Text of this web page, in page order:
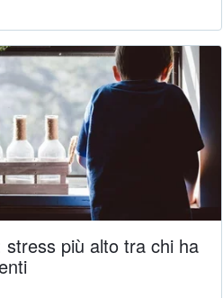
stress più alto tra chi ha